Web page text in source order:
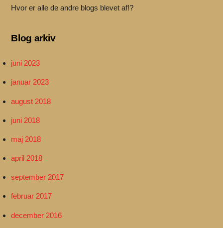
Hvor er alle de andre blogs blevet af!?
Blog arkiv
juni 2023
januar 2023
august 2018
juni 2018
maj 2018
april 2018
september 2017
februar 2017
december 2016